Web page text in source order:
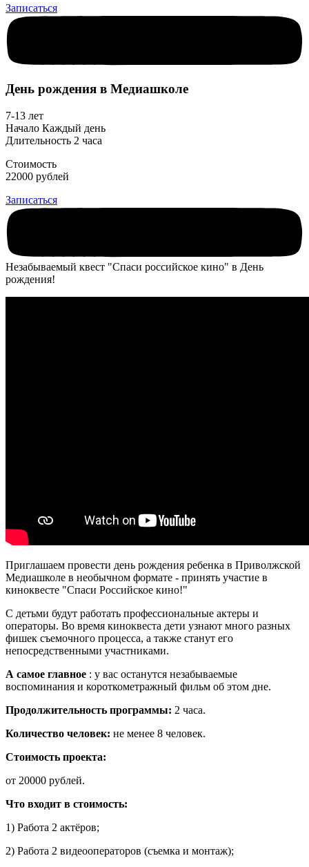
Записаться
День рождения в Медиашколе
7-13 лет
Начало Каждый день
Длительность 2 часа
Стоимость
22000 рублей
Записаться
Незабываемый квест "Спаси российское кино" в День
рождения!
Приглашаем провести день рождения ребенка в Приволжской
Медиашколе в необычном формате - принять участие в
киноквесте "Спаси Российское кино!"
С детьми будут работать профессиональные актеры и
операторы. Во время киноквеста дети узнают много разных
фишек съемочного процесса, а также станут его
непосредственными участниками.
А самое главное : у вас останутся незабываемые
воспоминания и короткометражный фильм об этом дне.
Продолжительность программы: 2 часа.
Количество человек: не менее 8 человек.
Стоимость проекта:
от 20000 рублей.
Что входит в стоимость:
1) Работа 2 актёров;
2) Работа 2 видеооператоров (съемка и монтаж);